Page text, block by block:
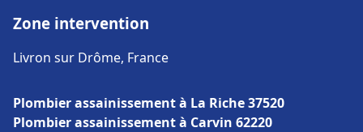
Zone intervention
Livron sur Drôme, France
Plombier assainissement à La Riche 37520
Plombier assainissement à Carvin 62220